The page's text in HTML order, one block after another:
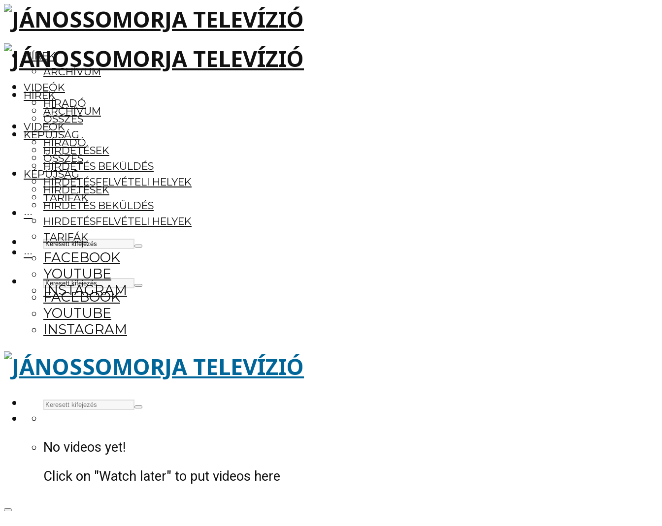
HÍREK
ARCHÍVUM
VIDEÓK
HÍRADÓ
ÖSSZES
KÉPÚJSÁG
HIRDETÉSEK
HIRDETÉS BEKÜLDÉS
HIRDETÉSFELVÉTELI HELYEK
TARIFÁK
···
FACEBOOK
YOUTUBE
INSTAGRAM
HÍREK
ARCHÍVUM
VIDEÓK
HÍRADÓ
ÖSSZES
KÉPÚJSÁG
HIRDETÉSEK
HIRDETÉS BEKÜLDÉS
HIRDETÉSFELVÉTELI HELYEK
TARIFÁK
···
FACEBOOK
YOUTUBE
INSTAGRAM
No videos yet!
Click on "Watch later" to put videos here